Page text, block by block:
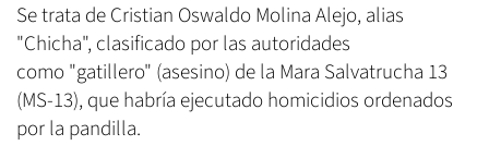
Se trata de Cristian Oswaldo Molina Alejo, alias
"Chicha", clasificado por las autoridades
como "gatillero" (asesino) de la Mara Salvatrucha 13
(MS-13), que habría ejecutado homicidios ordenados
por la pandilla.